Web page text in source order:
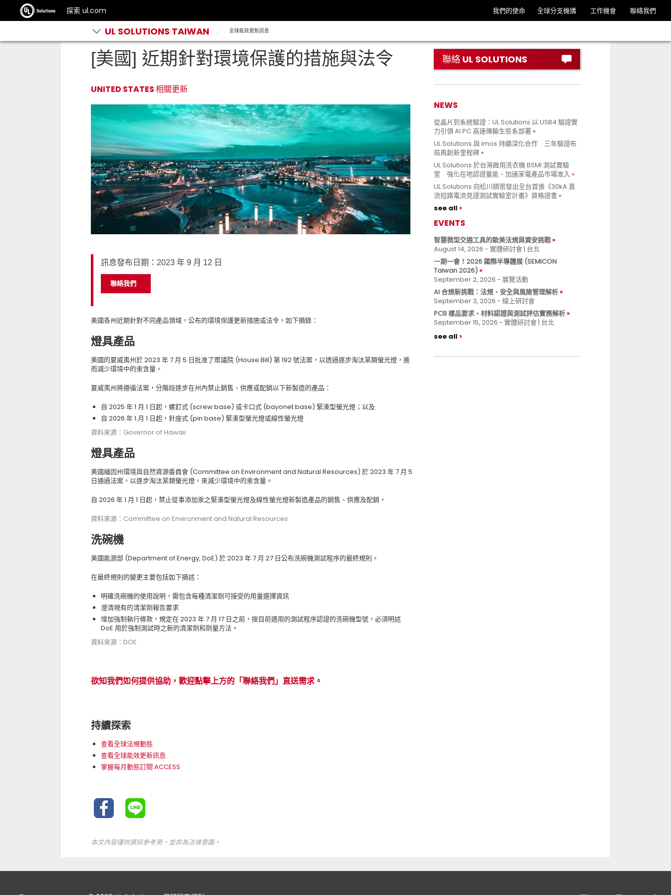
探索 ul.com 我們的使命 全球分支機搆 工作機會 聯絡我們
UL SOLUTIONS TAIWAN 全球能效更新訊息
[美國] 近期針對環境保護的措施與法令
UNITED STATES 相關更新
訊息發布日期：2023 年 9 月 12 日
聯絡我們
美國各州近期針對不同產品領域，公布的環境保護更新措施或法令。如下摘錄：
燈具產品
美國的夏威夷州於 2023 年 7 月 5 日批准了眾議院 (House Bill) 第 192 號法案，以透過逐步淘汰某類螢光燈，進
而減少環境中的汞含量。
夏威夷州將遵循法案，分階段逐步在州內禁止銷售、供應或配銷以下新製造的產品：
自 2025 年 1 月 1 日起，螺釘式 (screw base) 或卡口式 (bayonet base) 緊湊型螢光燈；以及
自 2026 年 1 月 1 日起，針座式 (pin base) 緊湊型螢光燈或線性螢光燈
資料來源：Governor of Hawaii
燈具產品
美國緬因州環境與自然資源委員會 (Committee on Environment and Natural Resources) 於 2023 年 7 月 5
日通過法案，以逐步淘汰某類螢光燈，來減少環境中的汞含量。
自 2026 年 1 月 1 日起，禁止從事添加汞之緊湊型螢光燈及線性螢光燈新製造產品的銷售、供應及配銷。
資料來源：Committee on Environment and Natural Resources
洗碗機
美國能源部 (Department of Energy, DoE) 於 2023 年 7 月 27 日公布洗碗機測試程序的最終規則。
在最終規則的變更主要包括如下摘述：
明確洗碗機的使用說明，需包含每種清潔劑可接受的用量選擇資訊
澄清現有的清潔劑報告要求
增加強制執行條款，規定在 2023 年 7 月 17 日之前，按目前適用的測試程序認證的洗碗機型號，必須明述
DoE 用於強制測試時之新的清潔劑和劑量方法。
資料來源：DOE
欲知我們如何提供協助，歡迎點擊上方的「聯絡我們」直送需求。
持續探索
查看全球法規動態
查看全球能效更新訊息
掌握每月動態訂閱 ACCESS
本文內容僅供資訊參考用，並非為法律意圖。
聯絡 UL SOLUTIONS
NEWS
從晶片到系統驗證：UL Solutions 以 USB4 驗證實
力引領 AI PC 高速傳輸生態系部署
UL Solutions 與 imos 持續深化合作 三年驗證布
局再創新里程碑
UL Solutions 於台灣啟用洗衣機 BSMI 測試實驗
室 強化在地認證量能、加速家電產品市場准入
UL Solutions 向松川精密發出全台首張《30kA 直
流短路電流見證測試實驗室計畫》資格證書
see all
EVENTS
智慧微型交通工具的歐美法規與資安挑戰
August 14, 2026 - 實體研討會 | 台北
一期一會！2026 國際半導體展 (SEMICON
Taiwan 2026)
September 2, 2026 - 展覽活動
AI 合規新挑戰：法規、安全與風險管理解析
September 3, 2026 - 線上研討會
PCB 樣品要求、材料認證與測試評估實務解析
September 15, 2026 - 實體研討會 | 台北
see all